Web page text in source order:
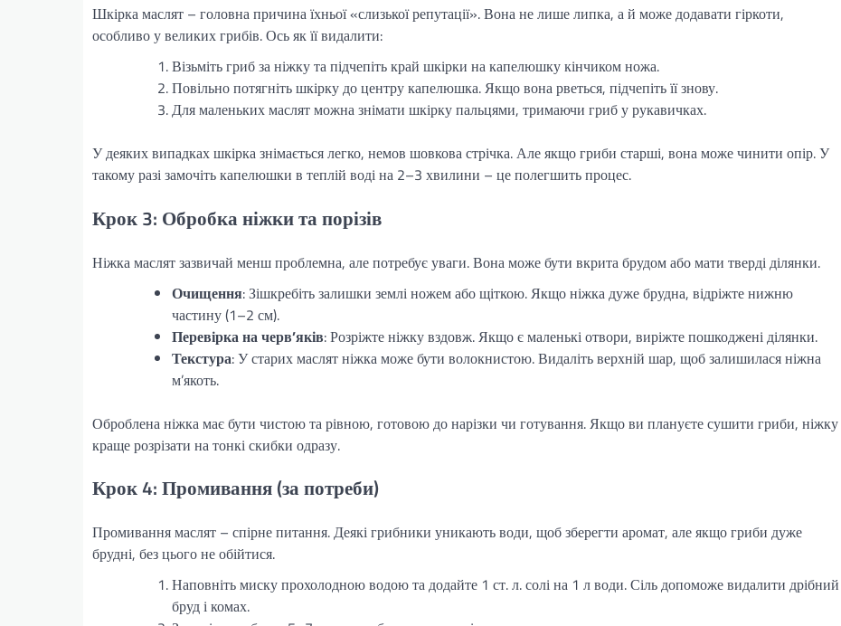
Шкірка маслят – головна причина їхньої «слизької репутації». Вона не лише липка, а й може додавати гіркоти,
особливо у великих грибів. Ось як її видалити:
Візьміть гриб за ніжку та підчепіть край шкірки на капелюшку кінчиком ножа.
Повільно потягніть шкірку до центру капелюшка. Якщо вона рветься, підчепіть її знову.
Для маленьких маслят можна знімати шкірку пальцями, тримаючи гриб у рукавичках.
У деяких випадках шкірка знімається легко, немов шовкова стрічка. Але якщо гриби старші, вона може чинити опір. У
такому разі замочіть капелюшки в теплій воді на 2–3 хвилини – це полегшить процес.
Крок 3: Обробка ніжки та порізів
Ніжка маслят зазвичай менш проблемна, але потребує уваги. Вона може бути вкрита брудом або мати тверді ділянки.
Очищення: Зішкребіть залишки землі ножем або щіткою. Якщо ніжка дуже брудна, відріжте нижню
частину (1–2 см).
Перевірка на черв’яків: Розріжте ніжку вздовж. Якщо є маленькі отвори, виріжте пошкоджені ділянки.
Текстура: У старих маслят ніжка може бути волокнистою. Видаліть верхній шар, щоб залишилася ніжна
м’якоть.
Оброблена ніжка має бути чистою та рівною, готовою до нарізки чи готування. Якщо ви плануєте сушити гриби, ніжку
краще розрізати на тонкі скибки одразу.
Крок 4: Промивання (за потреби)
Промивання маслят – спірне питання. Деякі грибники уникають води, щоб зберегти аромат, але якщо гриби дуже
брудні, без цього не обійтися.
Наповніть миску прохолодною водою та додайте 1 ст. л. солі на 1 л води. Сіль допоможе видалити дрібний
бруд і комах.